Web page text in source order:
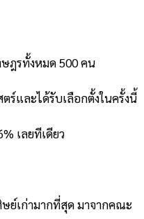
ฎรทั้งหมด 500 คน
ร์และได้รับเลือกตั้งในครั้งนี้
เลยทีเดียว
ย์เก่ามากที่สุด มาจากคณะ